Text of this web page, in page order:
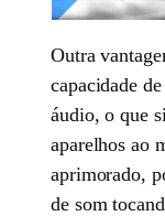
Outra
capacidade
áudio, o que
aparelhos ao
aprimorado,
de som